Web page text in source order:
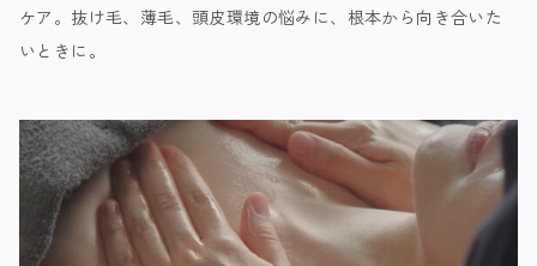
ケア。抜け毛、薄毛、頭皮環境の悩みに、根本から向き合いた
いときに。